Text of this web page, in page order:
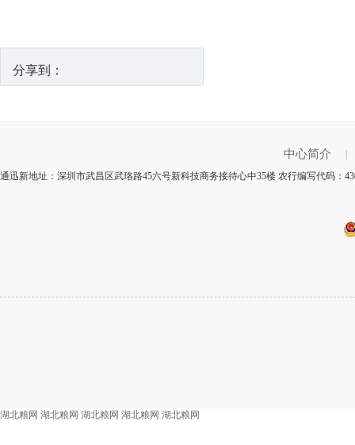
分享到：
中心简介
通迅新地址：深圳市武昌区武珞路45六号新科技商务接待心中35楼 农行编写代码：
湖北粮网 湖北粮网 湖北粮网 湖北粮网 湖北粮网